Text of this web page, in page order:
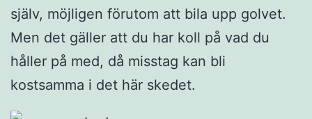
själv, möjligen förutom att bila upp golvet.
Men det gäller att du har koll på vad du
håller på med, då misstag kan bli
kostsamma i det här skedet.